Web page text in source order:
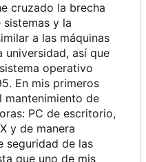
cruzado la brecha
y la
a las máquinas
universidad, así que
operativo
En mis primeros
mantenimiento de
PC de escritorio,
y de manera
seguridad de las
que uno de mis